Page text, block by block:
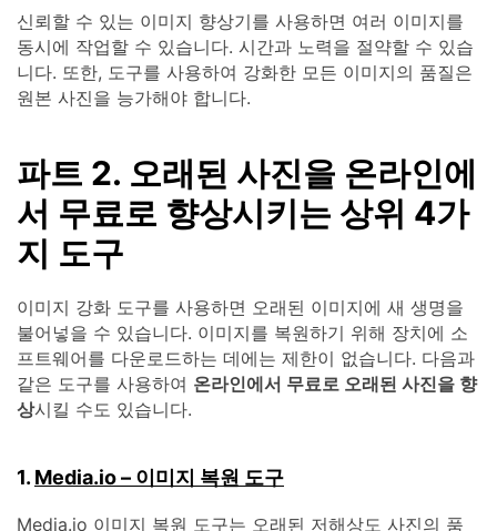
신뢰할 수 있는 이미지 향상기를 사용하면 여러 이미지를
동시에 작업할 수 있습니다. 시간과 노력을 절약할 수 있습
니다. 또한, 도구를 사용하여 강화한 모든 이미지의 품질은
원본 사진을 능가해야 합니다.
파트 2. 오래된 사진을 온라인에
서 무료로 향상시키는 상위 4가
지 도구
이미지 강화 도구를 사용하면 오래된 이미지에 새 생명을
불어넣을 수 있습니다. 이미지를 복원하기 위해 장치에 소
프트웨어를 다운로드하는 데에는 제한이 없습니다. 다음과
같은 도구를 사용하여 온라인에서 무료로 오래된 사진을 향
상시킬 수도 있습니다.
1. Media.io – 이미지 복원 도구
Media.io 이미지 복원 도구는 오래된 저해상도 사진의 품